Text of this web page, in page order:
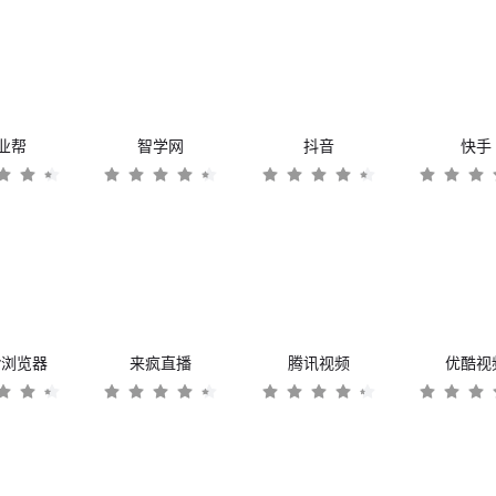
帮 智学网 抖音 快手
览器 来疯直播 腾讯视频 优酷视